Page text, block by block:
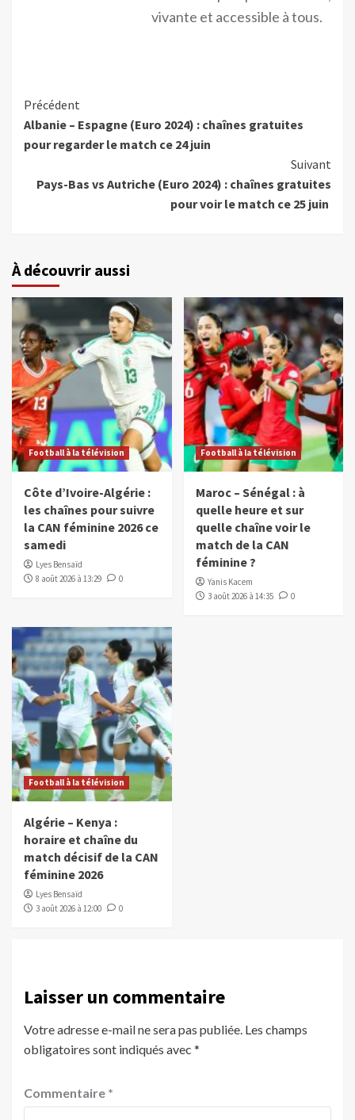
vivante et accessible à tous.
Précédent
Albanie – Espagne (Euro 2024) : chaînes gratuites
pour regarder le match ce 24 juin
Suivant
Pays-Bas vs Autriche (Euro 2024) : chaînes gratuites
pour voir le match ce 25 juin
À découvrir aussi
Football à la télévision
Côte d’Ivoire-Algérie :
les chaînes pour suivre
la CAN féminine 2026 ce
samedi
Lyes Bensaïd
8 août 2026 à 13:29
0
Football à la télévision
Maroc – Sénégal : à
quelle heure et sur
quelle chaîne voir le
match de la CAN
féminine ?
Yanis Kacem
3 août 2026 à 14:35
0
Football à la télévision
Algérie – Kenya :
horaire et chaîne du
match décisif de la CAN
féminine 2026
Lyes Bensaïd
3 août 2026 à 12:00
0
Laisser un commentaire
Votre adresse e-mail ne sera pas publiée. Les champs
obligatoires sont indiqués avec *
Commentaire *